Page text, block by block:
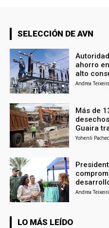
SELECCIÓN DE AVN
ahorro
alto
Andrea Teixeira
Más de
Guaira
Yohenli
Andrea Teixeira
LO MÁS LEÍDO